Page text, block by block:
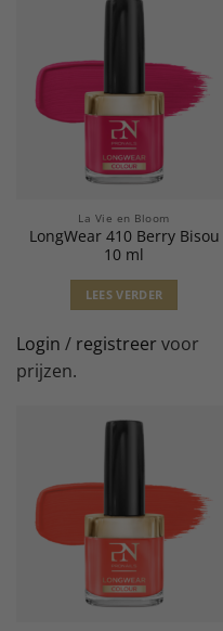
La Vie en Bloom
LongWear 410 Berry Bisou
10 ml
LEES VERDER
Login / registreer voor
prijzen.